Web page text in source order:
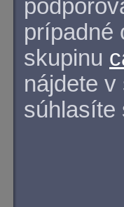
prípadné
skupinu
nájdete